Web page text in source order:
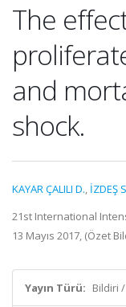
The
and
shock.
KAYAR ÇALILI D., İZDEŞ
21st International
13 Mayıs 2017, (Özet
Yayın Türü: Bildiri